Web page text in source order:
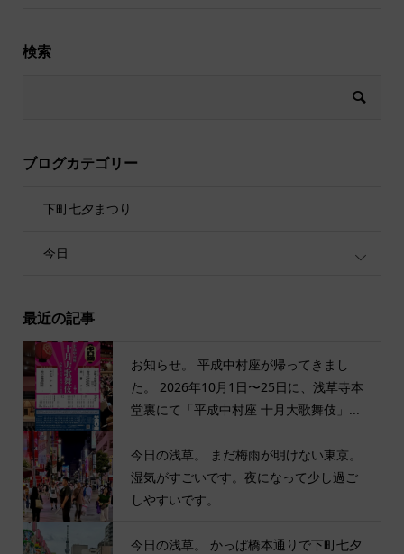
検索
ブログカテゴリー
下町七夕まつり
今日
最近の記事
お知らせ。 平成中村座が帰ってきまし
た。 2026年10月1日〜25日に、浅草寺本
堂裏にて「平成中村座 十月大歌舞伎」...
今日の浅草。 まだ梅雨が明けない東京。
湿気がすごいです。夜になって少し過ご
しやすいです。
今日の浅草。 かっぱ橋本通りで下町七夕